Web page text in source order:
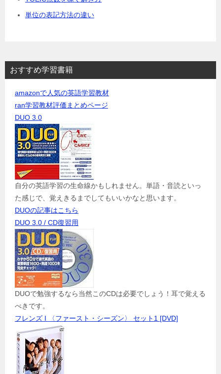
単位の表記方法の違い
おすすめ学習書籍
amazonで人気の英語学習教材
ran学習教材評価まとめページ
DUO 3.0
自分の英語学習の生命線かもしれません。単語・音読といっ
た感じで、覚えきるまでしてもいいかなと思います。
DUOの記事はこちら
DUO 3.0 / CD復習用
DUOで勉強するなら当然このCDは必要でしょう！耳で覚える
べきです。
フレンズ I 〈ファースト・シーズン〉 セット1 [DVD]